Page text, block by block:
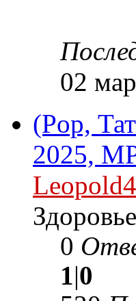
02
(Pop,
2025,
0
1|0